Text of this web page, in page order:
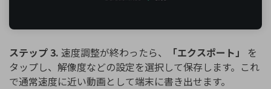
ステップ 3. 速度調整が終わったら、 「エクスポート」
を
タップし、解像度などの設定を選択して保存します。これ
で通常速度に近い動画として端末に書き出せます。